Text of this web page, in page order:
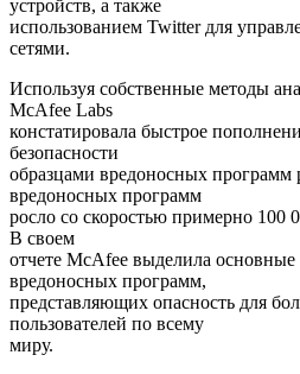
устройств, а также
использованием Twitter для
сетями.
Используя собственные методы
McAfee Labs
констатировала быстрое
безопасности
образцами вредоносных программ
вредоносных программ
росло со скоростью примерно 100
В своем
отчете McAfee выделила основные
вредоносных программ,
представляющих опасность для
пользователей по всему
миру.